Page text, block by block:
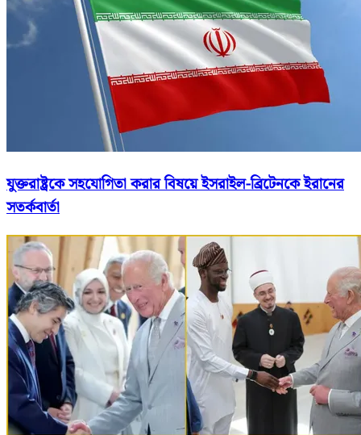
যুক্তরাষ্ট্রকে সহযোগিতা করার বিষয়ে ইসরাইল-ব্রিটেনকে ইরানের
সতর্কবার্তা